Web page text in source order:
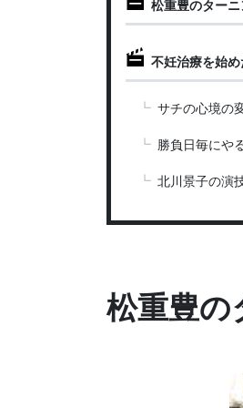
松重豊のター
不妊治療を始
サチの心境の
勝負日毎にや
北川景子の演
松重豊